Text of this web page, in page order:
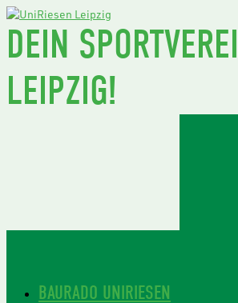
DEIN
LEIPZIG!
BAURADO UNIRIESEN